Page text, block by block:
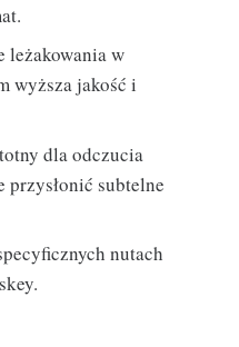
leżakowania w
wyższa jakość i
dla odczucia
przysłonić subtelne
nutach